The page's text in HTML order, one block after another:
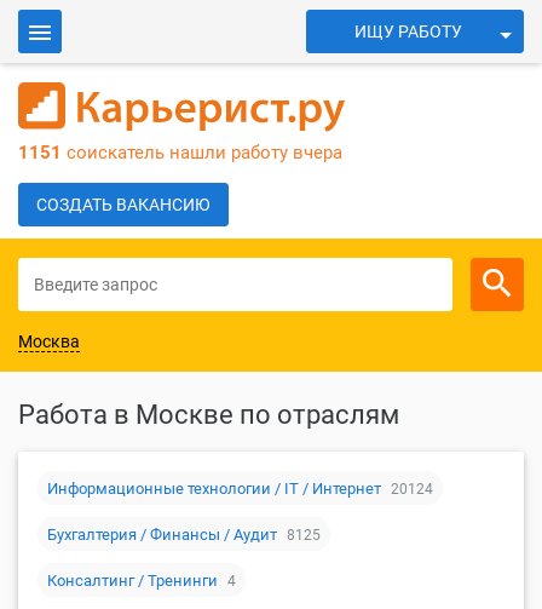
ИЩУ РАБОТУ
Войти
Для работодателей
1151 соискатель нашли работу вчера
СОЗДАТЬ ВАКАНСИЮ
Москва
Работа в Москве по отраслям
Информационные технологии / IT / Интернет 20124
Бухгалтерия / Финансы / Аудит 8125
Консалтинг / Тренинги 4